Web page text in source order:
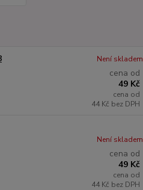
cena od
49 Kč
cena od
44 Kč bez DPH
Není skladem
cena od
49 Kč
cena od
44 Kč bez DPH
Není skladem